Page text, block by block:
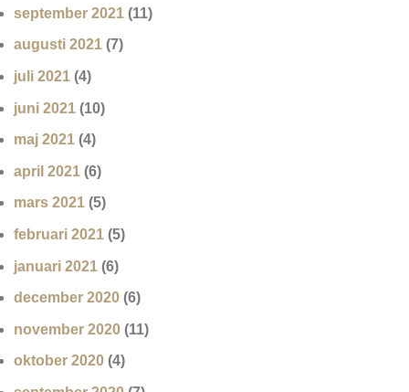
september 2021 (11)
augusti 2021 (7)
juli 2021 (4)
juni 2021 (10)
maj 2021 (4)
april 2021 (6)
mars 2021 (5)
februari 2021 (5)
januari 2021 (6)
december 2020 (6)
november 2020 (11)
oktober 2020 (4)